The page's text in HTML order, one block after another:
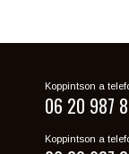
Koppintson a
06 20 987
Koppintson a